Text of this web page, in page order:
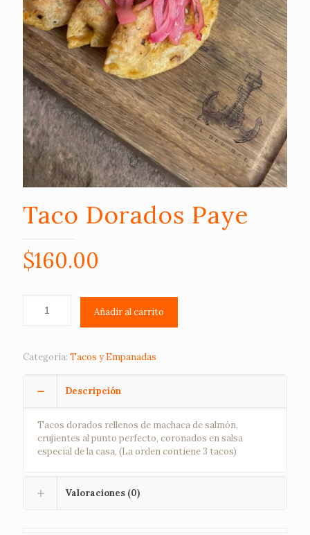
Taco Dorados Paye
$160.00
Añadir al carrito
Categoría: Tacos y Empanadas
Descripción
Tacos dorados rellenos de machaca de salmón,
crujientes al punto perfecto, coronados en salsa
especial de la casa, (La orden contiene 3 tacos)
Valoraciones (0)